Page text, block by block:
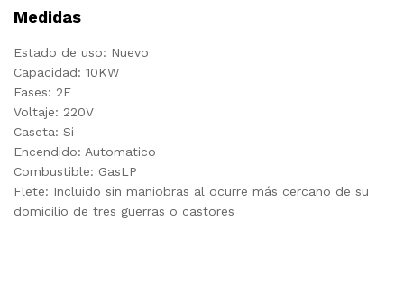
Medidas
Estado de uso: Nuevo
Capacidad: 10KW
Fases: 2F
Voltaje: 220V
Caseta: Si
Encendido: Automatico
Combustible: GasLP
Flete: Incluido sin maniobras al ocurre más cercano de su
domicilio de tres guerras o castores